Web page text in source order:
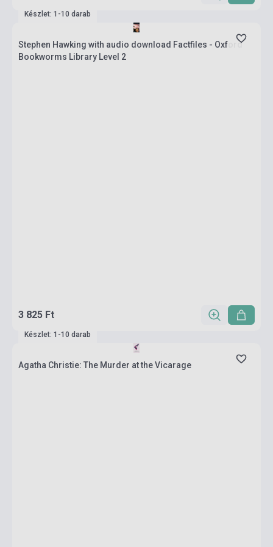
Készlet: 1-10 darab
Stephen Hawking with audio download Factfiles - Oxford
Bookworms Library Level 2
3 825 Ft
Készlet: 1-10 darab
Agatha Christie: The Murder at the Vicarage